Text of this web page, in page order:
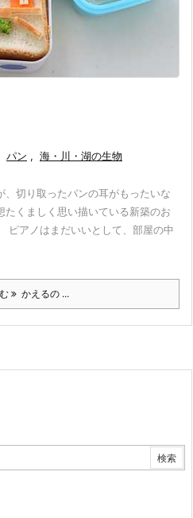
パン , 海・川・湖の生物
切り取ったパンの耳がもったいな
くましく思い描いている新築のお
ピアノはまだいいとして、部屋の中
かえるの ...